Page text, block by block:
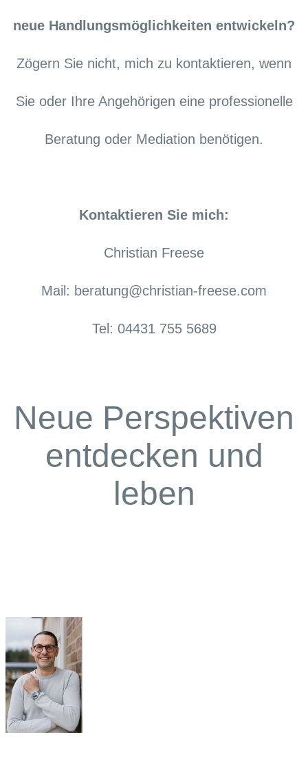
neue Handlungsmöglichkeiten entwickeln?
Zögern Sie nicht, mich zu kontaktieren, wenn
Sie oder Ihre Angehörigen eine professionelle
Beratung oder Mediation benötigen.
Kontaktieren Sie mich:
Christian Freese
Mail: beratung@christian-freese.com
Tel: 04431 755 5689
Neue Perspektiven
entdecken und
leben